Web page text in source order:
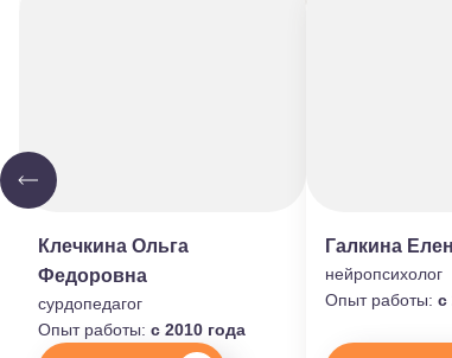
Клечкина Ольга
Федоровна
сурдопедагог
Опыт работы: c 2010 года
Галкина
нейропсихолог
Опыт работы: с